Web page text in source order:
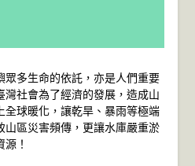
眾多生命的依託，亦是人們重要
灣社會為了經濟的發展，造成山
全球暖化，讓乾旱、暴雨等極端
山區災害頻傳，更讓水庫嚴重淤
！